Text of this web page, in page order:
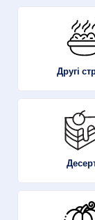
Другі